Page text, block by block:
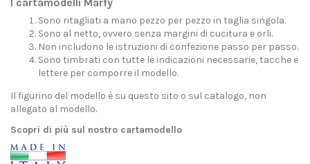
Sono ritagliati a mano pezzo per pezzo in taglia singola.
Sono al netto, ovvero senza margini di cucitura e orli.
Non includono le istruzioni di confezione passo per passo.
Sono timbrati con tutte le indicazioni necessarie, tacche e
lettere per comporre il modello.
Il figurino del modello è su questo sito o sul catalogo, non
allegato al modello.
Scopri di più sul nostro cartamodello